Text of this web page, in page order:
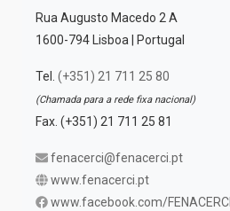
Rua Augusto Macedo 2 A
1600-794 Lisboa | Portugal
Tel. (+351) 21 711 25 80
(Chamada para a rede fixa nacional)
Fax. (+351) 21 711 25 81
fenacerci@fenacerci.pt
www.fenacerci.pt
www.facebook.com/FENACERCI